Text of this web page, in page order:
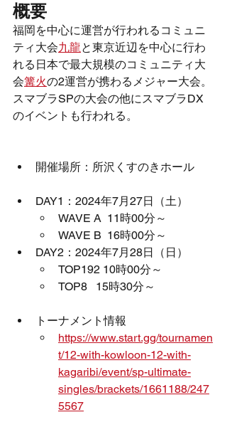
概要
福岡を中心に運営が行われるコミュニ
ティ大会九龍と東京近辺を中心に行わ
れる日本で最大規模のコミュニティ大
会篝火の2運営が携わるメジャー大会。
スマブラSPの大会の他にスマブラDX
のイベントも行われる。
開催場所：所沢くすのきホール
DAY1：2024年7月27日（土）
WAVE A  11時00分～
WAVE B  16時00分～
DAY2：2024年7月28日（日）
TOP192 10時00分～
TOP8   15時30分～
トーナメント情報
https://www.start.gg/tournamen
t/12-with-kowloon-12-with-
kagaribi/event/sp-ultimate-
singles/brackets/1661188/247
5567